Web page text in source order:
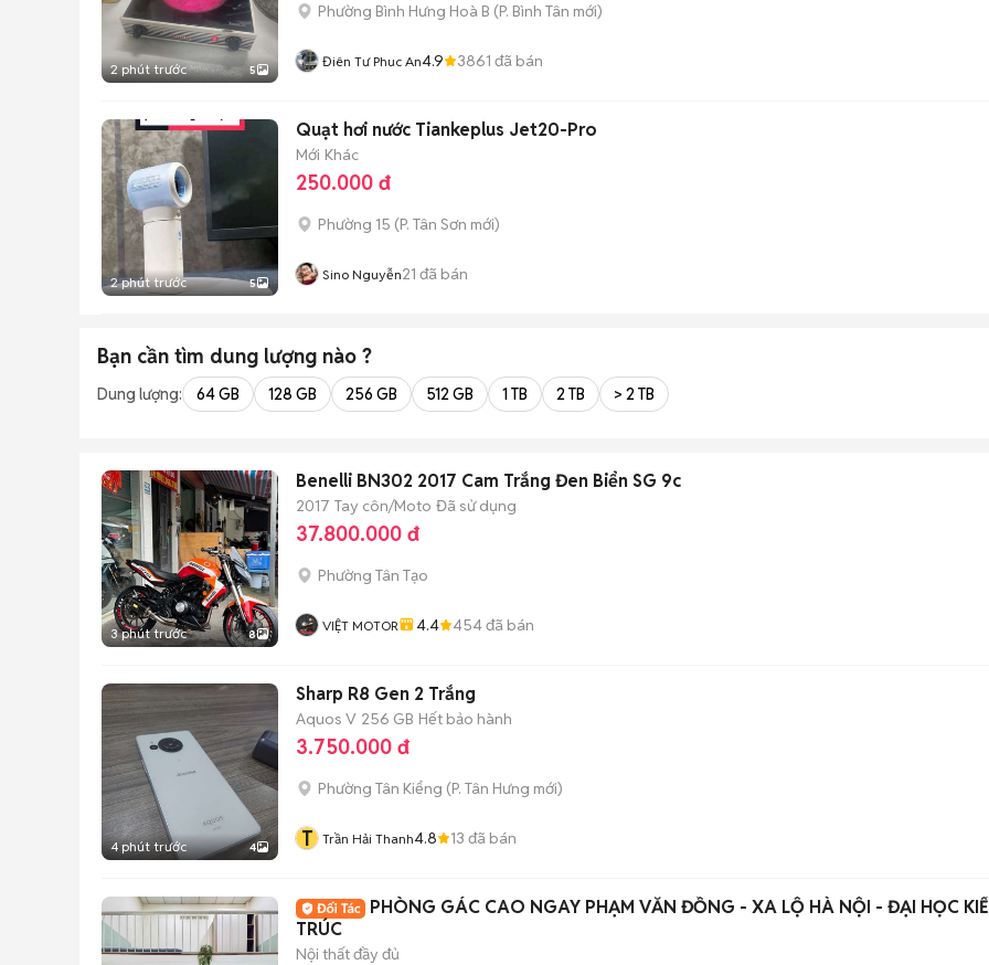
2 phút trước 5
Phường Bình Hưng Hoà B (P. Bình Tân mới)
Điên Tư Phuc An4.9 3861 đã bán
2 phút trước 5
Quạt hơi nước Tiankeplus Jet20-Pro
Mới Khác
250.000 đ
Phường 15 (P. Tân Sơn mới)
Sino Nguyễn21 đã bán
Bạn cần tìm dung lượng nào ?
Dung lượng: 64 GB 128 GB 256 GB 512 GB 1 TB 2 TB > 2 TB
3 phút trước 8
Benelli BN302 2017 Cam Trắng Đen Biển SG 9c
2017 Tay côn/Moto Đã sử dụng
37.800.000 đ
Phường Tân Tạo
VIỆT MOTOR 4.4 454đã bán
4 phút trước 4
Sharp R8 Gen 2 Trắng
Aquos V 256 GB Hết bảo hành
3.750.000 đ
Phường Tân Kiểng (P. Tân Hưng mới)
T Trần Hải Thanh4.8 13 đã bán
PHÒNG GÁC CAO NGAY PHẠM VĂN ĐỒNG - XA LỘ HÀ NỘI - ĐẠI HỌC
TRÚC
Nội thất đầy đủ